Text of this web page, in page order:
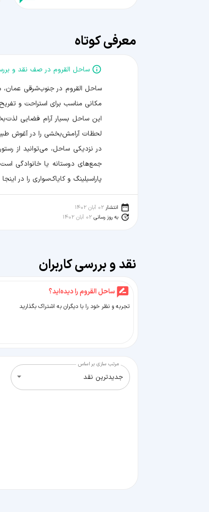
معرفی کوتاه
ساحل القروم در صف نقد و
ساحل القروم در جنوب‌شرقی عمان،
مکانی مناسب برای استراحت و
این ساحل بسیار آرام فضایی
لحظات آرامش‌بخشی را در آغوش
در نزدیکی ساحل، می‌توانید از
جمع‌های دوستانه یا خانوادگی
پاراسیلینگ و کایاک‌سواری را در
انتشار 02 آبان 1402
به روز رسانی 02 آبان 1402
نقد و بررسی کاربران
ساحل القروم را دیده‌اید؟
تجربه و نظر خود را با دیگران به اشتراک بگذارید
مرتب سازی بر اساس
جدیدترین نقد